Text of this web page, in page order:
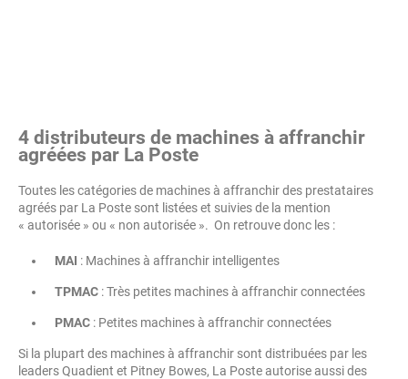
4 distributeurs de machines à affranchir
agréées par La Poste
Toutes les catégories de machines à affranchir des prestataires
agréés par La Poste sont listées et suivies de la mention
« autorisée » ou « non autorisée ». On retrouve donc les :
MAI : Machines à affranchir intelligentes
TPMAC : Très petites machines à affranchir connectées
PMAC : Petites machines à affranchir connectées
Si la plupart des machines à affranchir sont distribuées par les
leaders Quadient et Pitney Bowes, La Poste autorise aussi des